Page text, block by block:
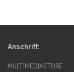
Anschrift:
MULTIMEDIASTORE